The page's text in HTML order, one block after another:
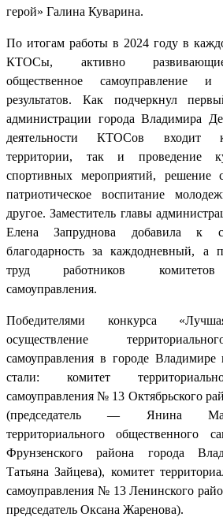
герой» Галина Куварина.
По итогам работы в 2024 году в
КТОСы, активно развивающие
общественное самоуправление
результатов. Как подчеркнул
администрации города Владимира
деятельности КТОСов входит
территории, так и проведение
спортивных мероприятий, решение
патриотическое воспитание
другое. Заместитель главы
Елена Запруднова добавила к
благодарность за каждодневный, а
труд работников комитетов
самоуправления.
Победителями конкурса
осуществление
самоуправления в городе
стали: комитет
самоуправления № 13 Октябрьского
(председатель — Янина
территориального
Фрунзенского района города
Татьяна Зайцева), комитет
самоуправления № 13 Ленинского
председатель Оксана Жаренова).